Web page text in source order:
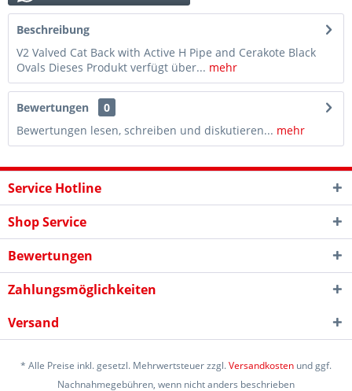
Beschreibung
V2 Valved Cat Back with Active H Pipe and Cerakote Black
Ovals Dieses Produkt verfügt über... mehr
Bewertungen
0
Bewertungen lesen, schreiben und diskutieren... mehr
Service Hotline
Shop Service
Bewertungen
Zahlungsmöglichkeiten
Versand
* Alle Preise inkl. gesetzl. Mehrwertsteuer zzgl.Versandkosten und ggf.
Nachnahmegebühren, wenn nicht anders beschrieben